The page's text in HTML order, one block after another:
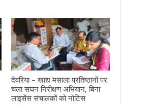
देवरिया – खाद्य मसाला प्रतिष्ठानों पर
चला सघन निरीक्षण अभियान, बिना
लाइसेंस संचालकों को नोटिस